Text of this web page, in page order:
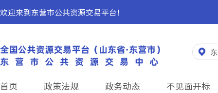
欢迎来到东营市公共资源交易平台！
首页 政策法规 政务动态 不见面开标